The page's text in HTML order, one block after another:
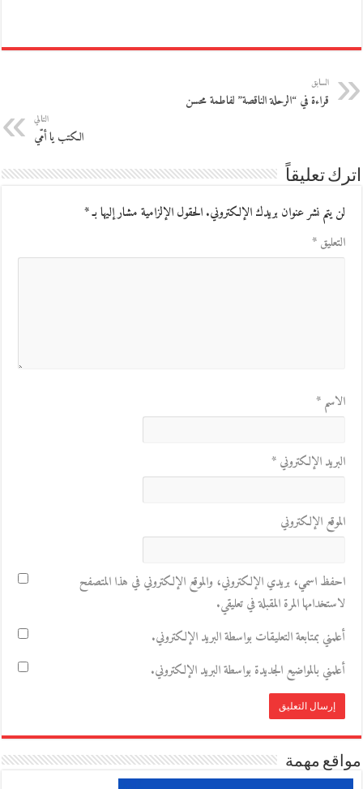
السابق
قراءة في “الرحلة الناقصة” لفاطمة محسن
التالي
الكتب يا أمّي
اترك تعليقاً
لن يتم نشر عنوان بريدك الإلكتروني.الحقول الإلزامية مشار إليها بـ*
التعليق*
الاسم*
البريد الإلكتروني*
الموقع الإلكتروني
احفظ اسمي، بريدي الإلكتروني، والموقع الإلكتروني في هذا المتصفح
لاستخدامها المرة المقبلة في تعليقي.
أعلمني بمتابعة التعليقات بواسطة البريد الإلكتروني.
أعلمني بالمواضيع الجديدة بواسطة البريد الإلكتروني.
مواقع مهمة